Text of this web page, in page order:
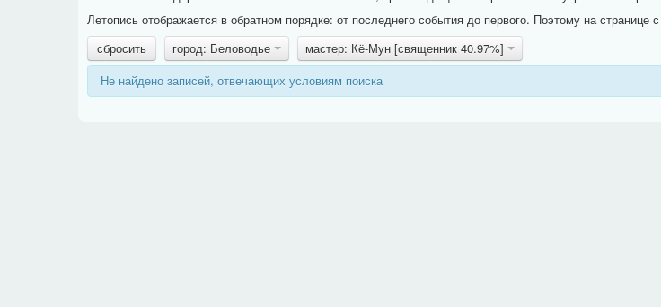
Летопись отображается в обратном порядке: от последнего события до первого. Поэтому на
сбросить
город: Беловодье
мастер: Кё-Мун [священник 40.97%]
Не найдено записей, отвечающих условиям поиска